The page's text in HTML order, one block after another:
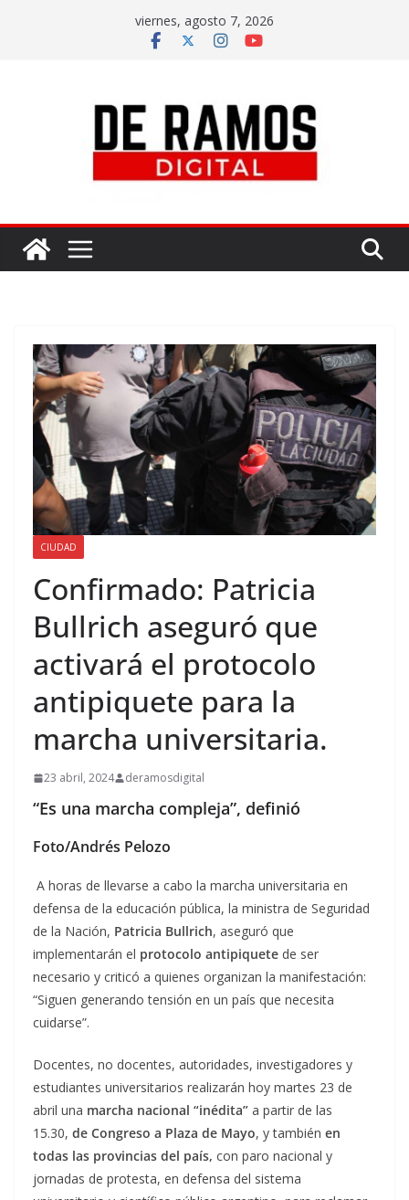
viernes, agosto 7, 2026
CIUDAD
Confirmado: Patricia
Bullrich aseguró que
activará el protocolo
antipiquete para la
marcha universitaria.
23 abril, 2024 deramosdigital
“Es una marcha compleja”, definió
Foto/Andrés Pelozo
A horas de llevarse a cabo la marcha universitaria en
defensa de la educación pública, la ministra de Seguridad
de la Nación, Patricia Bullrich, aseguró que
implementarán el protocolo antipiquete de ser
necesario y criticó a quienes organizan la manifestación:
“Siguen generando tensión en un país que necesita
cuidarse”.
Docentes, no docentes, autoridades, investigadores y
estudiantes universitarios realizarán hoy martes 23 de
abril una marcha nacional “inédita” a partir de las
15.30, de Congreso a Plaza de Mayo, y también en
todas las provincias del país, con paro nacional y
jornadas de protesta, en defensa del sistema